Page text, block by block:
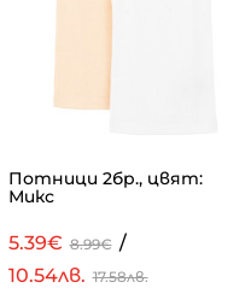
Потници 2бр., цвят:
Микс
5.39€ 8.99€ /
10.54лв. 17.58лв.